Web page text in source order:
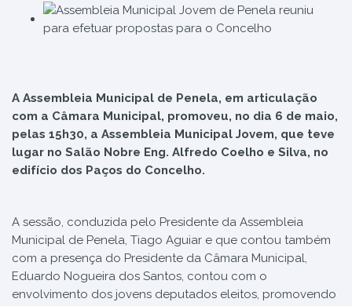
A Assembleia Municipal de Penela, em articulação
com a Câmara Municipal, promoveu, no dia 6 de maio,
pelas 15h30, a Assembleia Municipal Jovem, que teve
lugar no Salão Nobre Eng. Alfredo Coelho e Silva, no
edifício dos Paços do Concelho.
A sessão, conduzida pelo Presidente da Assembleia
Municipal de Penela, Tiago Aguiar e que contou também
com a presença do Presidente da Câmara Municipal,
Eduardo Nogueira dos Santos, contou com o
envolvimento dos jovens deputados eleitos, promovendo